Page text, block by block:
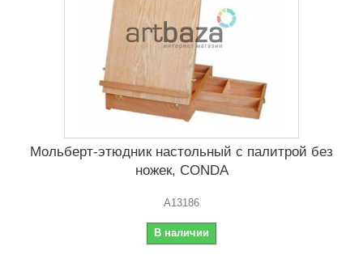
Мольберт-этюдник настольный с палитрой без
ножек, CONDA
A13186
В наличии